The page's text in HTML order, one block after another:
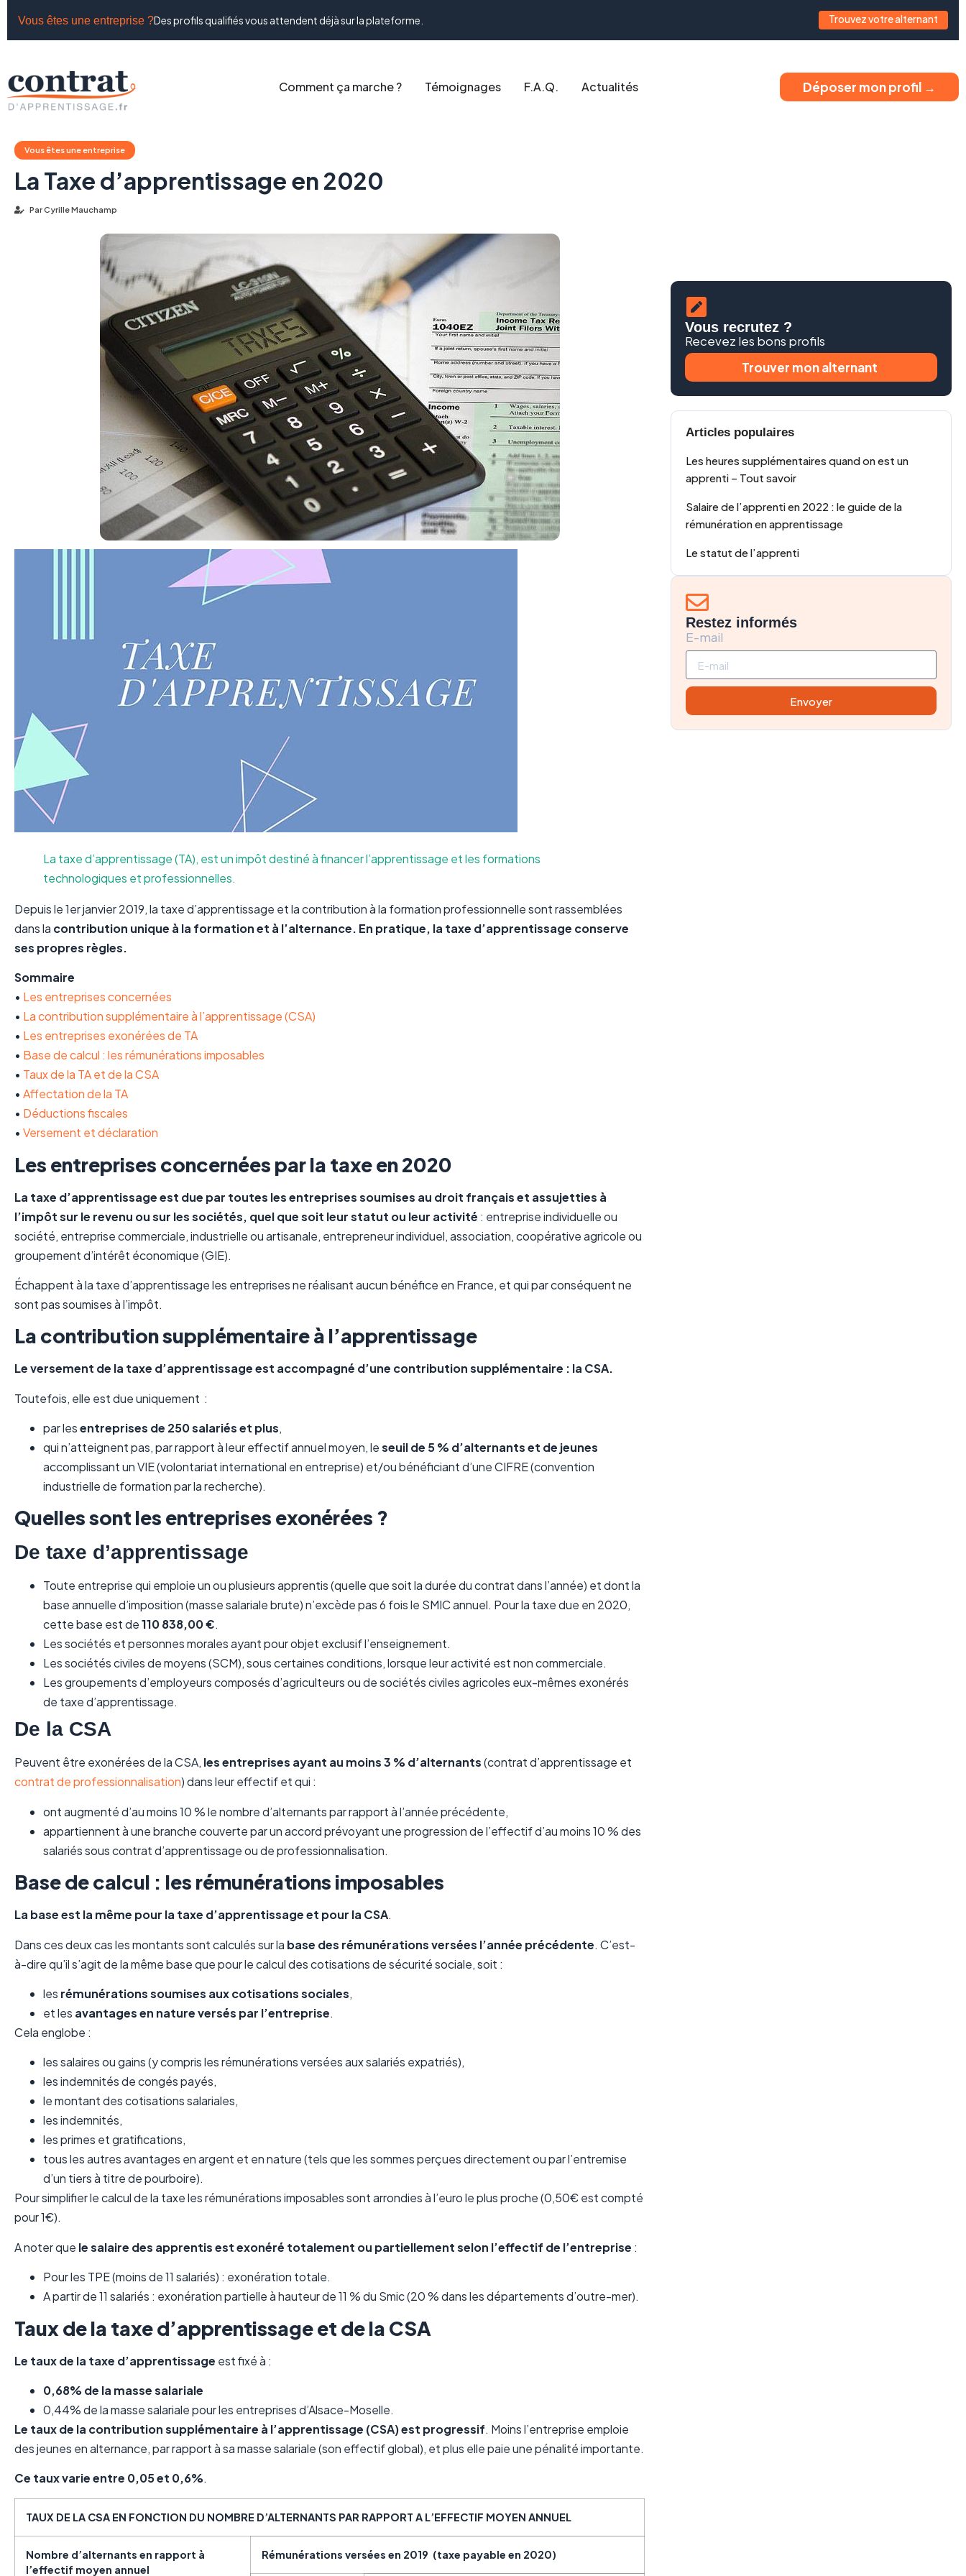
Vous êtes une entreprise ?Des profils qualifiés vous attendent déjà sur la plateforme. Trouvez votre alternant
Comment ça marche ? Témoignages F.A.Q. Actualités Déposer mon profil →
Vous êtes une entreprise
La Taxe d’apprentissage en 2020
ParCyrille Mauchamp
La taxe d’apprentissage (TA), est un impôt destiné à financer l’apprentissage et les formations
technologiques et professionnelles.
Depuis le 1er janvier 2019, la taxe d’apprentissage et la contribution à la formation professionnelle sont rassemblées
dans la contribution unique à la formation et à l’alternance. En pratique, la taxe d’apprentissage conserve
ses propres règles.
Sommaire
• Les entreprises concernées
• La contribution supplémentaire à l’apprentissage (CSA)
• Les entreprises exonérées de TA
• Base de calcul : les rémunérations imposables
• Taux de la TA et de la CSA
• Affectation de la TA
• Déductions fiscales
• Versement et déclaration
Les entreprises concernées par la taxe en 2020
La taxe d’apprentissage est due par toutes les entreprises soumises au droit français et assujetties à
l’impôt sur le revenu ou sur les sociétés, quel que soit leur statut ou leur activité : entreprise individuelle ou
société, entreprise commerciale, industrielle ou artisanale, entrepreneur individuel, association, coopérative agricole ou
groupement d’intérêt économique (GIE).
Échappent à la taxe d’apprentissage les entreprises ne réalisant aucun bénéfice en France, et qui par conséquent ne
sont pas soumises à l’impôt.
La contribution supplémentaire à l’apprentissage
Le versement de la taxe d’apprentissage est accompagné d’une contribution supplémentaire : la CSA.
Toutefois, elle est due uniquement :
par lesentreprises de 250 salariés et plus,
qui n’atteignent pas, par rapport à leur effectif annuel moyen, leseuil de 5 % d’alternants et de jeunes
accomplissant un VIE (volontariat international en entreprise) et/ou bénéficiant d’une CIFRE (convention
industrielle de formation par la recherche).
Quelles sont les entreprises exonérées ?
De taxe d’apprentissage
Toute entreprise qui emploie un ou plusieurs apprentis (quelle que soit la durée du contrat dans l’année) et dont la
base annuelle d’imposition (masse salariale brute) n’excède pas 6 fois le SMIC annuel. Pour la taxe due en 2020,
cette base est de110 838,00 €.
Les sociétés et personnes morales ayant pour objet exclusif l’enseignement.
Les sociétés civiles de moyens (SCM), sous certaines conditions, lorsque leur activité est non commerciale.
Les groupements d’employeurs composés d’agriculteurs ou de sociétés civiles agricoles eux-mêmes exonérés
de taxe d’apprentissage.
De la CSA
Peuvent être exonérées de la CSA, les entreprises ayant au moins 3 % d’alternants(contrat d’apprentissage et
contrat de professionnalisation) dans leur effectif et qui :
ont augmenté d’au moins 10 % le nombre d’alternants par rapport à l’année précédente,
appartiennent à une branche couverte par un accord prévoyant une progression de l’effectif d’au moins 10 % des
salariés sous contrat d’apprentissage ou de professionnalisation.
Base de calcul : les rémunérations imposables
La base est la même pour la taxe d’apprentissage et pour la CSA.
Dans ces deux cas les montants sont calculés sur la base des rémunérations versées l’année précédente. C’est-
à-dire qu’il s’agit de la même base que pour le calcul des cotisations de sécurité sociale, soit :
les rémunérations soumises aux cotisations sociales,
et les avantages en nature versés par l’entreprise.
Cela englobe :
les salaires ou gains (y compris les rémunérations versées aux salariés expatriés),
les indemnités de congés payés,
le montant des cotisations salariales,
les indemnités,
les primes et gratifications,
tous les autres avantages en argent et en nature (tels que les sommes perçues directement ou par l’entremise
d’un tiers à titre de pourboire).
Pour simplifier le calcul de la taxe les rémunérations imposables sont arrondies à l’euro le plus proche (0,50€ est compté
pour 1€).
A noter que le salaire des apprentis est exonéré totalement ou partiellement selon l’effectif de l’entreprise :
Pour les TPE (moins de 11 salariés) : exonération totale.
A partir de 11 salariés : exonération partielle à hauteur de 11 % du Smic (20 % dans les départements d’outre-mer).
Taux de la taxe d’apprentissage et de la CSA
Le taux de la taxe d’apprentissage est fixé à :
0,68% de la masse salariale
0,44% de la masse salariale pour les entreprises d’Alsace-Moselle.
Le taux de la contribution supplémentaire à l’apprentissage (CSA) est progressif. Moins l’entreprise emploie
des jeunes en alternance, par rapport à sa masse salariale (son effectif global), et plus elle paie une pénalité importante.
Ce taux varie entre 0,05 et 0,6%.
TAUX DE LA CSA EN FONCTION DU NOMBRE D’ALTERNANTS PAR RAPPORT A L’EFFECTIF MOYEN ANNUEL
Nombre d’alternants en rapport à
l’effectif moyen annuel
Rémunérations versées en 2019 (taxe payable en 2020)
Vous recrutez ?
Recevez les bons profils
Trouver mon alternant
Articles populaires
Les heures supplémentaires quand on est un
apprenti – Tout savoir
Salaire de l’apprenti en 2022 : le guide de la
rémunération en apprentissage
Le statut de l’apprenti
Restez informés
E-mail
Envoyer